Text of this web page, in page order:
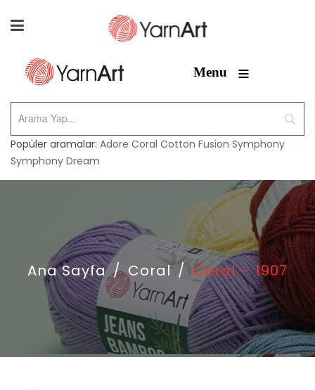
Menu ≡
Popüler aramalar: Adore Coral Cotton Fusion Symphony
Symphony Dream
Ana Sayfa / Coral / Coral – 1907